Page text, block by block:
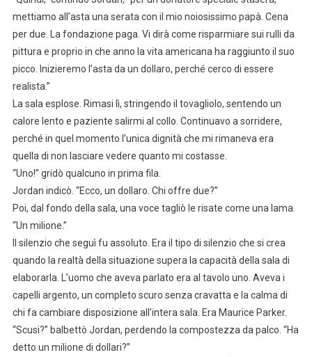
mettiamo all’asta una serata con il mio noiosissimo papà. Cena
per due. La fondazione paga. Vi dirà come risparmiare sui rulli da
pittura e proprio in che anno la vita americana ha raggiunto il suo
picco. Inizieremo l’asta da un dollaro, perché cerco di essere
realista.”
La sala esplose. Rimasi lì, stringendo il tovagliolo, sentendo un
calore lento e paziente salirmi al collo. Continuavo a sorridere,
perché in quel momento l’unica dignità che mi rimaneva era
quella di non lasciare vedere quanto mi costasse.
“Uno!” gridò qualcuno in prima fila.
Jordan indicò. “Ecco, un dollaro. Chi offre due?”
Poi, dal fondo della sala, una voce tagliò le risate come una lama.
“Un milione.”
Il silenzio che seguì fu assoluto. Era il tipo di silenzio che si crea
quando la realtà della situazione supera la capacità della sala di
elaborarla. L’uomo che aveva parlato era al tavolo uno. Aveva i
capelli argento, un completo scuro senza cravatta e la calma di
chi fa cambiare disposizione all’intera sala. Era Maurice Parker.
“Scusi?” balbettò Jordan, perdendo la compostezza da palco. “Ha
detto un milione di dollari?”